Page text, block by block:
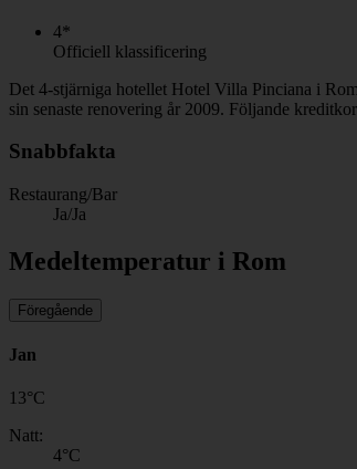
4*
Officiell klassificering
Det 4-stjärniga hotellet Hotel Villa Pinciana i
sin senaste renovering år 2009. Följande
Snabbfakta
Restaurang/Bar
Ja/Ja
Medeltemperatur i Rom
Föregående
Jan
13°C
Natt:
4°C